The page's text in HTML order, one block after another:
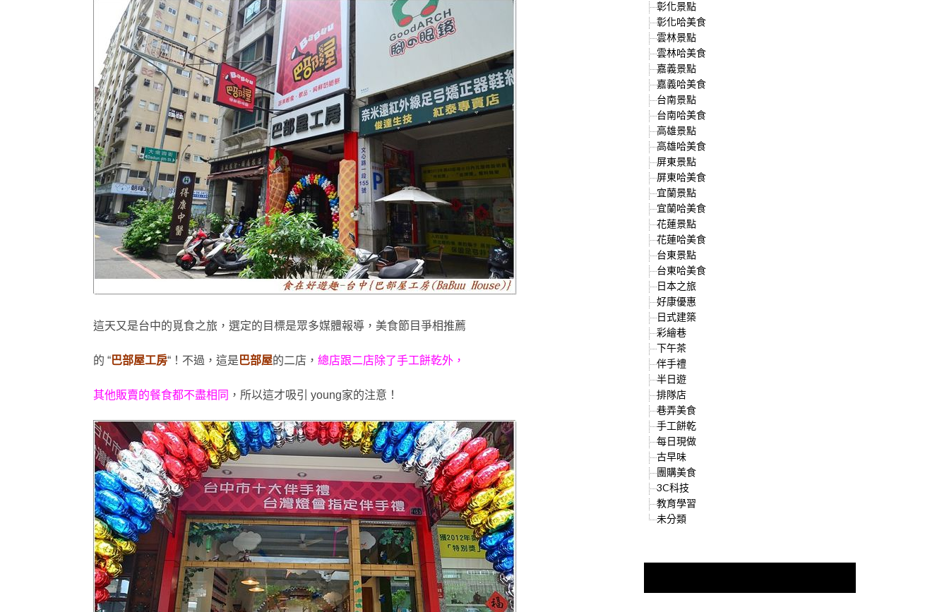
這天又是台中的覓食之旅，選定的目標是眾多媒體報導 ，美食節目爭相推薦
的 “ 巴部屋工房“ ！不過 ，這是 巴部屋的二店 ， 總店跟二店除了手工餅乾外 ，
其他販賣的餐食都不盡相同 ，所以這才吸引 young家的注意！
彰化景點
彰化哈美食
雲林景點
雲林哈美食
嘉義景點
嘉義哈美食
台南景點
台南哈美食
高雄景點
高雄哈美食
屏東景點
屏東哈美食
宜蘭景點
宜蘭哈美食
花蓮景點
花蓮哈美食
台東景點
台東哈美食
日本之旅
好康優惠
日式建築
彩繪巷
下午茶
伴手禮
半日遊
排隊店
巷弄美食
手工餅乾
每日現做
古早味
團購美食
3C科技
教育學習
未分類